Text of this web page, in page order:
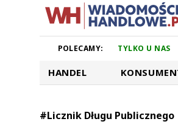
POLECAMY: TYLKO U NAS
HANDEL
#Licznik Długu Publicznego